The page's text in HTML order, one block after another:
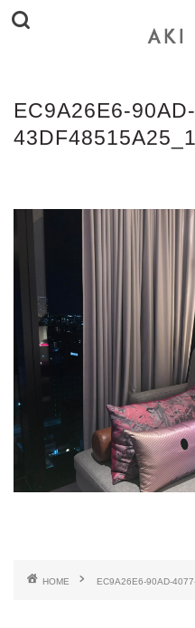
EC9A26E6-
HOME EC9A26E6-90AD-